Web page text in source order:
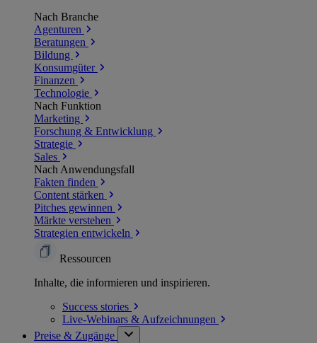
Nach Branche
Agenturen
Beratungen
Bildung
Konsumgüter
Finanzen
Technologie
Nach Funktion
Marketing
Forschung & Entwicklung
Strategie
Sales
Nach Anwendungsfall
Fakten finden
Content stärken
Pitches gewinnen
Märkte verstehen
Strategien entwickeln
Ressourcen
Inhalte, die informieren und inspirieren.
Success stories
Live-Webinars & Aufzeichnungen
Preise & Zugänge